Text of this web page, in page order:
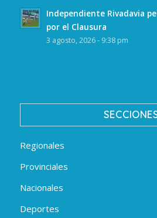
Independiente Rivadavia
por el Clausura
3 agosto, 2026 - 9:38 pm
Regionales
Provinciales
Nacionales
Deportes